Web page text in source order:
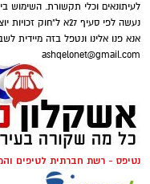
לעיתונאים וכלי תקשורת. השימוש
נעשה לפי סעיף 27א
אנא פנו אלינו ונטפל בזה מיידית
ashqelonet@gmail.com
נטיפס - רשת חברתית לטיפים